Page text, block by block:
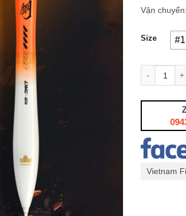
Vận chuyển:
Size #1
Vietnam